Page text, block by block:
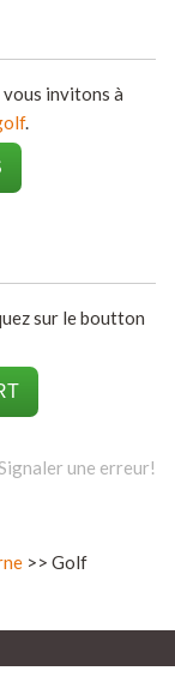
invitons à
.
sur le boutton
une erreur!
>> Golf